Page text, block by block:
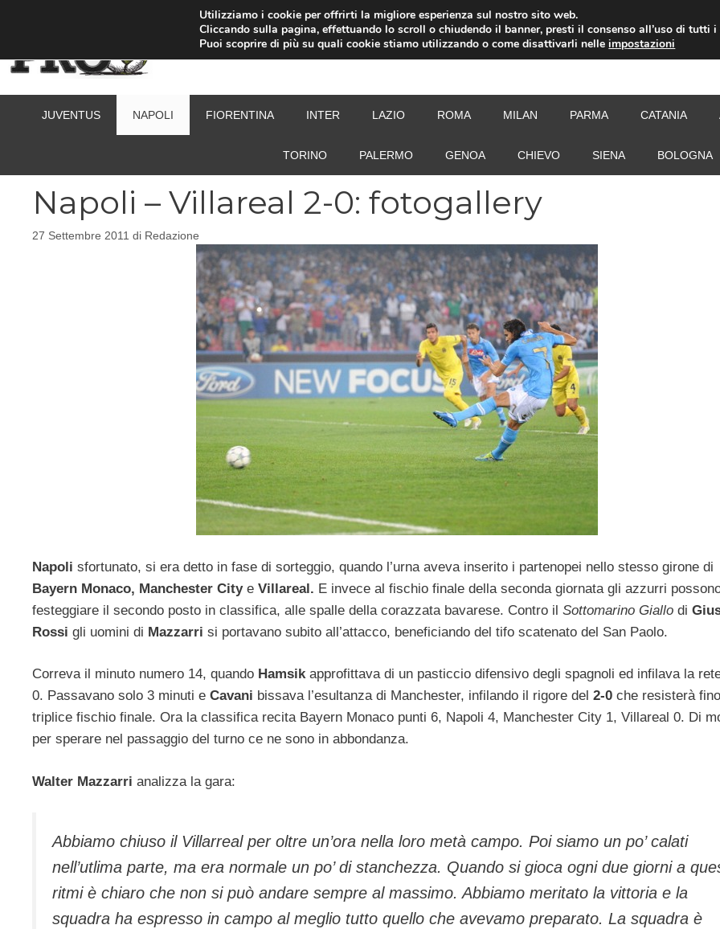
JUVENTUS NAPOLI FIORENTINA INTER LAZIO ROMA MILAN PARMA CATANIA
TORINO PALERMO GENOA CHIEVO SIENA BOLOGNA
Napoli – Villareal 2-0: fotogallery
27 Settembre 2011 di Redazione
Napoli sfortunato, si era detto in fase di sorteggio, quando l’urna aveva inserito i partenopei nello stesso girone di
Bayern Monaco, Manchester Citye Villareal. E invece al fischio finale della seconda giornata gli azzurri
festeggiare il secondo posto in classifica, alle spalle della corazzata bavarese. Contro il Sottomarino Giallo di
Rossi gli uomini di Mazzarri si portavano subito all’attacco, beneficiando del tifo scatenato del San Paolo.
Correva il minuto numero 14, quando Hamsikapprofittava di un pasticcio difensivo degli spagnoli ed infilava la rete
0. Passavano solo 3 minuti e Cavani bissava l’esultanza di Manchester, infilando il rigore del 2-0 che resisterà
triplice fischio finale. Ora la classifica recita Bayern Monaco punti 6, Napoli 4, Manchester City 1, Villareal 0. Di
per sperare nel passaggio del turno ce ne sono in abbondanza.
Walter Mazzarri analizza la gara:
Abbiamo chiuso il Villarreal per oltre un’ora nella loro metà campo. Poi siamo un po’ calati
nell’utlima parte, ma era normale un po’ di stanchezza. Quando si gioca ogni due giorni a
ritmi è chiaro che non si può andare sempre al massimo. Abbiamo meritato la vittoria e la
squadra ha espresso in campo al meglio tutto quello che avevamo preparato. La squadra è
Utilizziamo i cookie per offrirti la migliore esperienza sul nostro sito web.
Cliccando sulla pagina, effettuando lo scroll o chiudendo il banner, presti il consenso all’uso di tutti i
Puoi scoprire di più su quali cookie stiamo utilizzando o come disattivarli nelleimpostazioni